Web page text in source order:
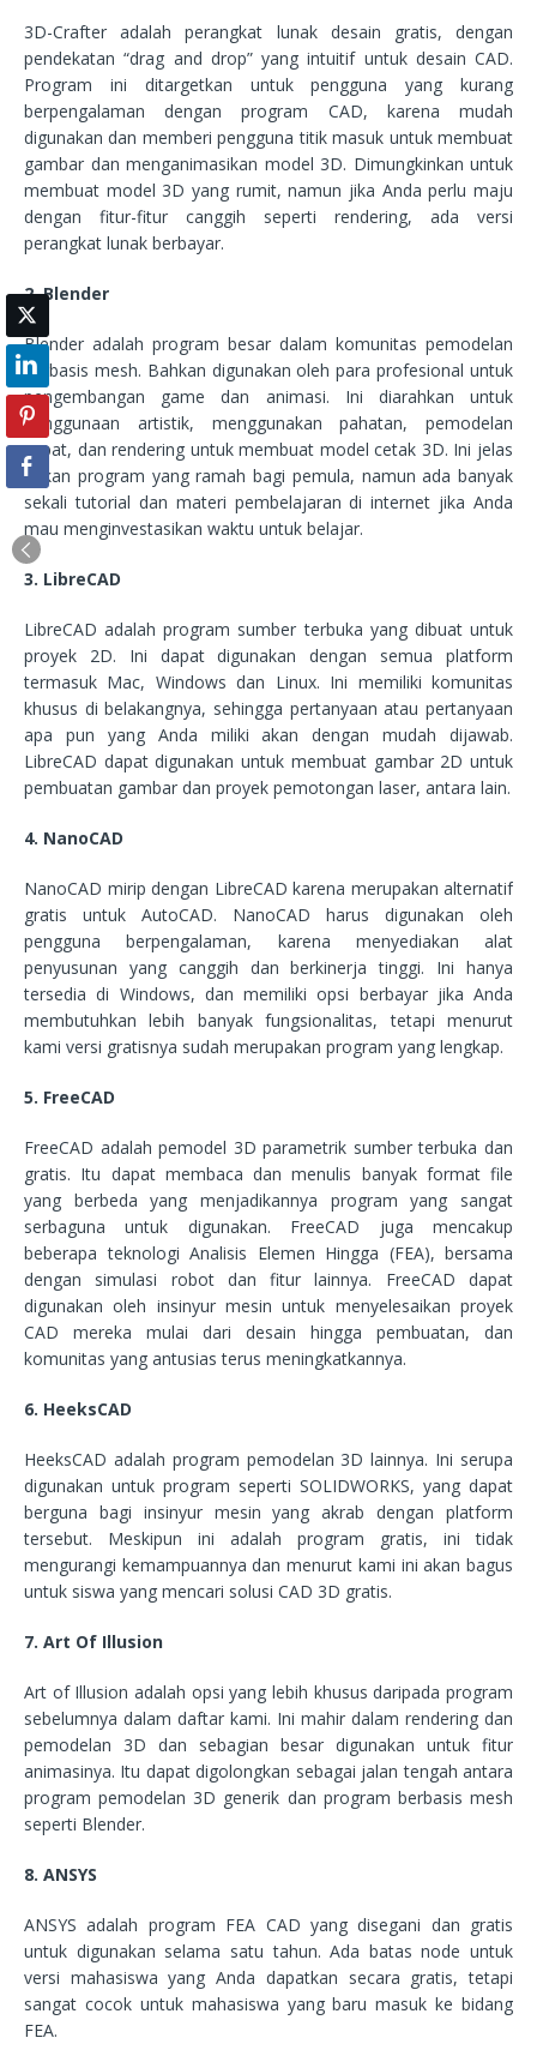
3D-Crafter adalah perangkat lunak desain gratis, dengan
pendekatan “drag and drop” yang intuitif untuk desain CAD.
Program ini ditargetkan untuk pengguna yang kurang
berpengalaman dengan program CAD, karena mudah
digunakan dan memberi pengguna titik masuk untuk membuat
gambar dan menganimasikan model 3D. Dimungkinkan untuk
membuat model 3D yang rumit, namun jika Anda perlu maju
dengan fitur-fitur canggih seperti rendering, ada versi
perangkat lunak berbayar.
2. Blender
Blender adalah program besar dalam komunitas pemodelan
berbasis mesh. Bahkan digunakan oleh para profesional untuk
pengembangan game dan animasi. Ini diarahkan untuk
penggunaan artistik, menggunakan pahatan, pemodelan
cepat, dan rendering untuk membuat model cetak 3D. Ini jelas
bukan program yang ramah bagi pemula, namun ada banyak
sekali tutorial dan materi pembelajaran di internet jika Anda
mau menginvestasikan waktu untuk belajar.
3. LibreCAD
LibreCAD adalah program sumber terbuka yang dibuat untuk
proyek 2D. Ini dapat digunakan dengan semua platform
termasuk Mac, Windows dan Linux. Ini memiliki komunitas
khusus di belakangnya, sehingga pertanyaan atau pertanyaan
apa pun yang Anda miliki akan dengan mudah dijawab.
LibreCAD dapat digunakan untuk membuat gambar 2D untuk
pembuatan gambar dan proyek pemotongan laser, antara lain.
4. NanoCAD
NanoCAD mirip dengan LibreCAD karena merupakan alternatif
gratis untuk AutoCAD. NanoCAD harus digunakan oleh
pengguna berpengalaman, karena menyediakan alat
penyusunan yang canggih dan berkinerja tinggi. Ini hanya
tersedia di Windows, dan memiliki opsi berbayar jika Anda
membutuhkan lebih banyak fungsionalitas, tetapi menurut
kami versi gratisnya sudah merupakan program yang lengkap.
5. FreeCAD
FreeCAD adalah pemodel 3D parametrik sumber terbuka dan
gratis. Itu dapat membaca dan menulis banyak format file
yang berbeda yang menjadikannya program yang sangat
serbaguna untuk digunakan. FreeCAD juga mencakup
beberapa teknologi Analisis Elemen Hingga (FEA), bersama
dengan simulasi robot dan fitur lainnya. FreeCAD dapat
digunakan oleh insinyur mesin untuk menyelesaikan proyek
CAD mereka mulai dari desain hingga pembuatan, dan
komunitas yang antusias terus meningkatkannya.
6. HeeksCAD
HeeksCAD adalah program pemodelan 3D lainnya. Ini serupa
digunakan untuk program seperti SOLIDWORKS, yang dapat
berguna bagi insinyur mesin yang akrab dengan platform
tersebut. Meskipun ini adalah program gratis, ini tidak
mengurangi kemampuannya dan menurut kami ini akan bagus
untuk siswa yang mencari solusi CAD 3D gratis.
7. Art Of Illusion
Art of Illusion adalah opsi yang lebih khusus daripada program
sebelumnya dalam daftar kami. Ini mahir dalam rendering dan
pemodelan 3D dan sebagian besar digunakan untuk fitur
animasinya. Itu dapat digolongkan sebagai jalan tengah antara
program pemodelan 3D generik dan program berbasis mesh
seperti Blender.
8. ANSYS
ANSYS adalah program FEA CAD yang disegani dan gratis
untuk digunakan selama satu tahun. Ada batas node untuk
versi mahasiswa yang Anda dapatkan secara gratis, tetapi
sangat cocok untuk mahasiswa yang baru masuk ke bidang
FEA.